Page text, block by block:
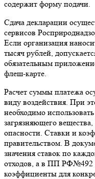
содержит форму подачи.
Сдача декларации
сервисов
Если организация
тысяч рублей,
обязательным
флеш-карте.
Расчет суммы платежа
виду воздействия. При
необходимо
загрязняющего
опасности. Ставки и
правительством. В
значения ставок по
отходов, а в ПП РФ№492
коэффициенты для